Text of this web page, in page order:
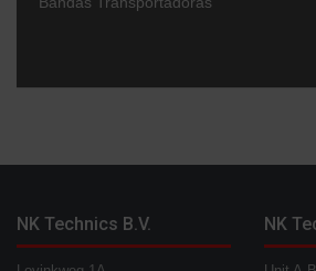
NK Technics B.V. NK